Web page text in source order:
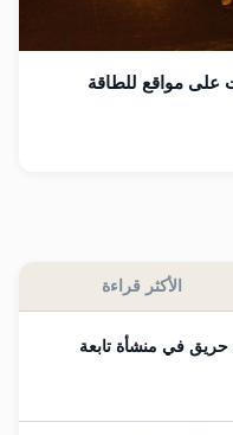
على مواقع للطاقة
الأكثر قراءة
حريق في منشأة تابعة